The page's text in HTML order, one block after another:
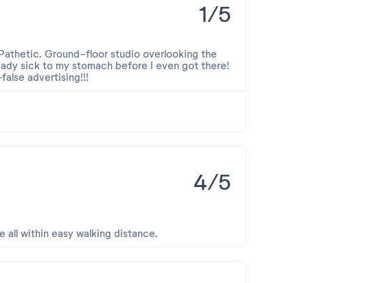
1/5
Ground-floor studio overlooking the
sick to my stomach before I even got there!
advertising!!!
ainsi que le Wi-Fi sont inclus dans le
l'équipe en charge de votre séjour puisse en
4/5
all within easy walking distance.